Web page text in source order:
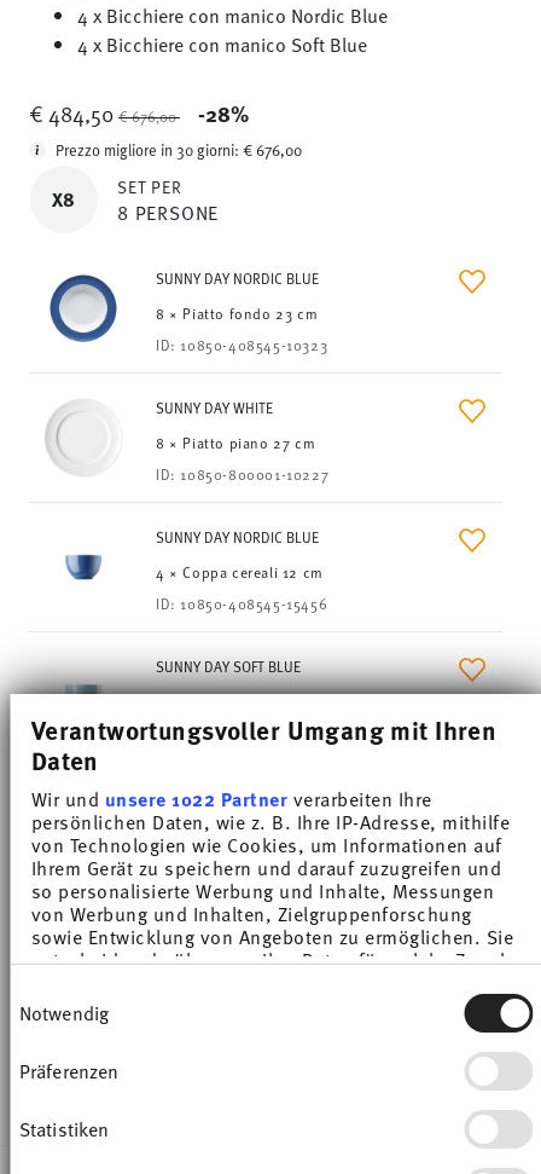
Verantwortungsvoller Umgang mit Ihren
Daten
Wir und unsere 1022 Partnerverarbeiten Ihre
persönlichen Daten, wie z. B. Ihre IP-Adresse, mithilfe
von Technologien wie Cookies, um Informationen auf
Ihrem Gerät zu speichern und darauf zuzugreifen und
so personalisierte Werbung und Inhalte, Messungen
von Werbung und Inhalten, Zielgruppenforschung
sowie Entwicklung von Angeboten zu ermöglichen. Sie
entscheiden darüber, wer Ihre Daten für welche Zwecke
Cookie-Erklärung oder durch Klicken auf das Privacy
Trigger Symbol ändern oder widerrufen
Wenn Sie es erlauben, würden wir auch gerne:
erfassen, welche bis auf einige Meter genau sein
Notwendig
Präferenzen
Statistiken
4 x Bicchiere con manico Nordic Blue
4 x Bicchiere con manico Soft Blue
€ 484,50 Price reduced from
€ 676,00 -28%
Prezzo migliore in 30 giorni:€ 676,00
X8 SET PER
8 PERSONE
SUNNY DAY NORDIC BLUE
8 × Piatto fondo 23 cm
ID:10850-408545-10323
SUNNY DAY WHITE
8 × Piatto piano 27 cm
ID:10850-800001-10227
SUNNY DAY NORDIC BLUE
4 × Coppa cereali 12 cm
ID:10850-408545-15456
SUNNY DAY SOFT BLUE
4 × Coppa cereali 12 cm
ID:10850-408600-15456
SUNNY DAY NORDIC BLUE
4 × Bicchiere con manico
ID:10850-408545-15505
SUNNY DAY SOFT BLUE
4 × Bicchiere con manico
AVVISAMI